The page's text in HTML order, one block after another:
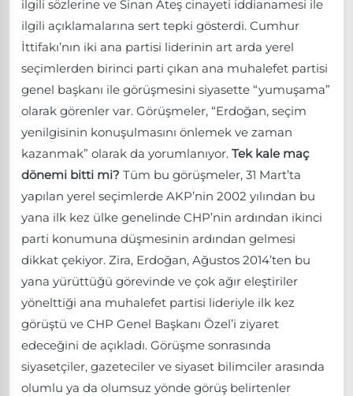
ilgili sözlerine ve Sinan Ateş cinayeti iddianamesi ile
ilgili açıklamalarına sert tepki gösterdi. Cumhur
İttifakı’nın iki ana partisi liderinin art arda yerel
seçimlerden birinci parti çıkan ana muhalefet partisi
genel başkanı ile görüşmesini siyasette “yumuşama”
olarak görenler var. Görüşmeler, “Erdoğan, seçim
yenilgisinin konuşulmasını önlemek ve zaman
kazanmak” olarak da yorumlanıyor. Tek kale maç
dönemi bitti mi? Tüm bu görüşmeler, 31 Mart’ta
yapılan yerel seçimlerde AKP’nin 2002 yılından bu
yana ilk kez ülke genelinde CHP’nin ardından ikinci
parti konumuna düşmesinin ardından gelmesi
dikkat çekiyor. Zira, Erdoğan, Ağustos 2014’ten bu
yana yürüttüğü görevinde ve çok ağır eleştiriler
yönelttiği ana muhalefet partisi lideriyle ilk kez
görüştü ve CHP Genel Başkanı Özel’i ziyaret
edeceğini de açıkladı. Görüşme sonrasında
siyasetçiler, gazeteciler ve siyaset bilimciler arasında
olumlu ya da olumsuz yönde görüş belirtenler